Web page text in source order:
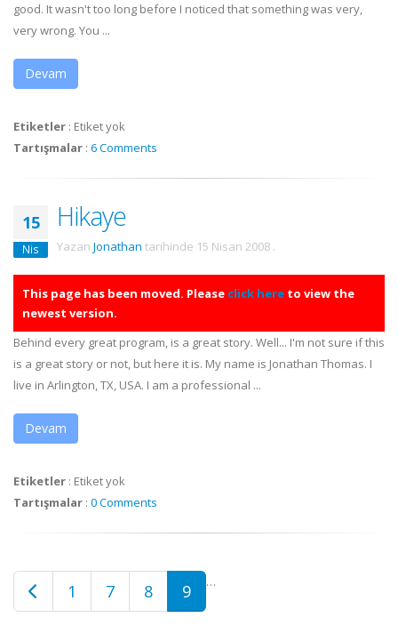
good. It wasn't too long before I noticed that something was very,
very wrong. You ...
Devam
Etiketler : Etiket yok
Tartışmalar : 6 Comments
15
Nis
Hikaye
Yazan Jonathan tarihinde 15 Nisan 2008 .
This page has been moved. Please click here to view the
newest version.
Behind every great program, is a great story. Well... I'm not sure if this
is a great story or not, but here it is. My name is Jonathan Thomas. I
live in Arlington, TX, USA. I am a professional ...
Devam
Etiketler : Etiket yok
Tartışmalar : 0 Comments
1 …
7 8 9